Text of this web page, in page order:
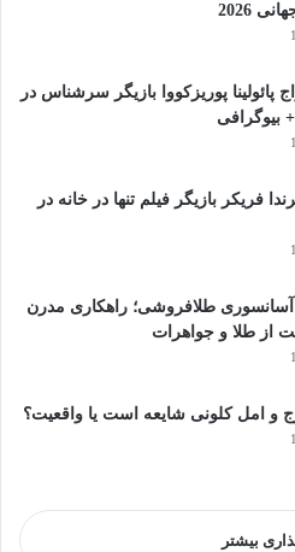
2026
پائولینا پوریزکووا بازیگر سرشناس در
فریکر بازیگر فیلم تنها در خانه در
طلافروشی؛ راهکاری مدرن
از طلا و جواهرات
و امل کلونی شایعه است یا واقعیت؟
بیشتر